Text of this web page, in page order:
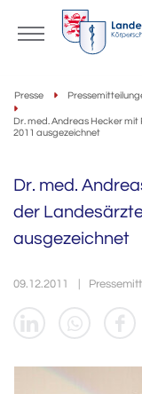
Presse
Dr. med. Andreas Hecker
2011 ausgezeichnet
Dr. med.
der
ausgezeichnet
09.12.2011